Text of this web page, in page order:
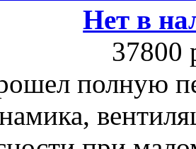
Нет в
37800
полную